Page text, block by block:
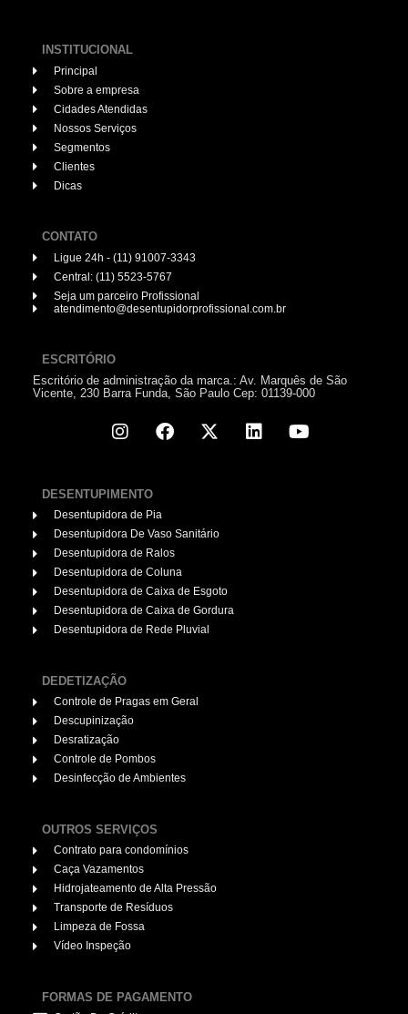
INSTITUCIONAL
Principal
Sobre a empresa
Cidades Atendidas
Nossos Serviços
Segmentos
Clientes
Dicas
CONTATO
Ligue 24h - (11) 91007-3343
Central: (11) 5523-5767
Seja um parceiro Profissional
atendimento@desentupidorprofissional.com.br
ESCRITÓRIO
Escritório de administração da marca.: Av. Marquês de São
Vicente, 230 Barra Funda, São Paulo Cep: 01139-000
DESENTUPIMENTO
Desentupidora de Pia
Desentupidora De Vaso Sanitário
Desentupidora de Ralos
Desentupidora de Coluna
Desentupidora de Caixa de Esgoto
Desentupidora de Caixa de Gordura
Desentupidora de Rede Pluvial
DEDETIZAÇÃO
Controle de Pragas em Geral
Descupinização
Desratização
Controle de Pombos
Desinfecção de Ambientes
OUTROS SERVIÇOS
Contrato para condomínios
Caça Vazamentos
Hidrojateamento de Alta Pressão
Transporte de Resíduos
Limpeza de Fossa
Vídeo Inspeção
FORMAS DE PAGAMENTO